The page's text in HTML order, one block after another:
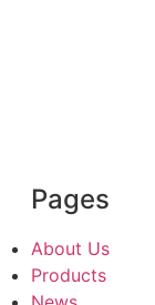
Pages
About Us
Products